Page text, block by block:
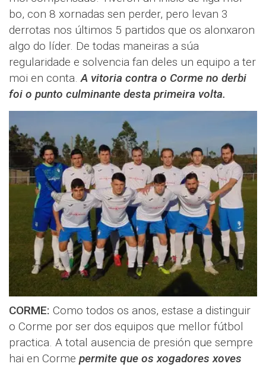
bo, con 8 xornadas sen perder, pero levan 3
derrotas nos últimos 5 partidos que os alonxaron
algo do líder. De todas maneiras a súa
regularidade e solvencia fan deles un equipo a ter
moi en conta.A vitoria contra o Corme no derbi
foi o punto culminante desta primeira volta.
CORME: Como todos os anos, estase a distinguir
o Corme por ser dos equipos que mellor fútbol
practica. A total ausencia de presión que sempre
hai en Corme permite que os xogadores xoves